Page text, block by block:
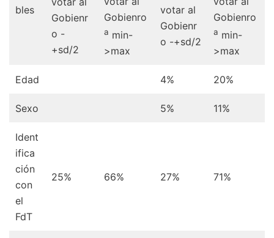
bles
Gobienr
o -
+sd/2
Gobienro
a min-
>max
votar al
Gobienr
o -+sd/2
Gobienro
a min-
>max
Edad 4% 20%
Sexo 5% 11%
Ident
ifica
ción
con
el
FdT
25% 66% 27% 71%